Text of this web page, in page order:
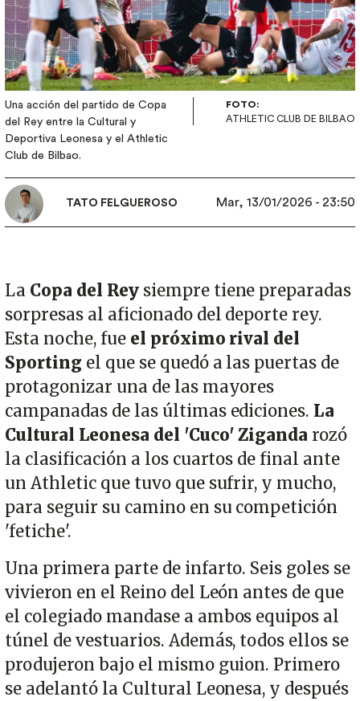
Una acción del partido de Copa
del Rey entre la Cultural y
Deportiva Leonesa y el Athletic
Club de Bilbao.
FOTO:
ATHLETIC CLUB DE BILBAO
TATO FELGUEROSO Mar, 13/01/2026 - 23:50
La Copa del Rey siempre tiene preparadas
sorpresas al aficionado del deporte rey.
Esta noche, fue el próximo rival del
Sporting el que se quedó a las puertas de
protagonizar una de las mayores
campanadas de las últimas ediciones. La
Cultural Leonesa del 'Cuco' Ziganda rozó
la clasificación a los cuartos de final ante
un Athletic que tuvo que sufrir, y mucho,
para seguir su camino en su competición
'fetiche'.
Una primera parte de infarto. Seis goles se
vivieron en el Reino del León antes de que
el colegiado mandase a ambos equipos al
túnel de vestuarios. Además, todos ellos se
produjeron bajo el mismo guion. Primero
se adelantó la Cultural Leonesa, y después